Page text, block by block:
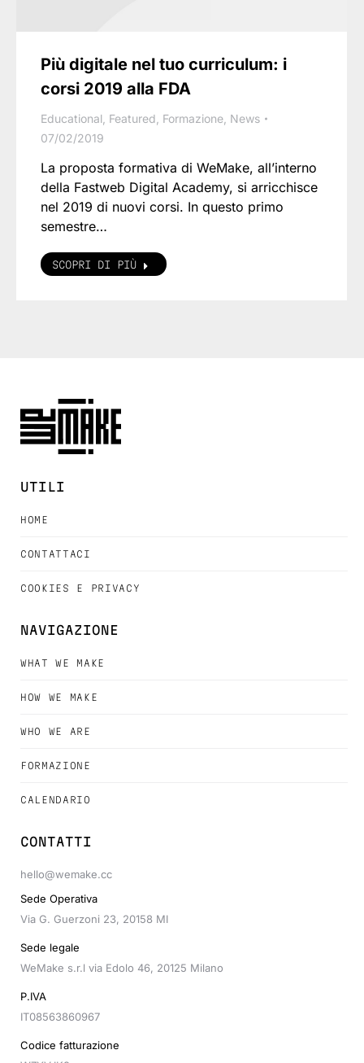
Più digitale nel tuo curriculum: i
corsi 2019 alla FDA
Educational Featured Formazione News
07/02/2019
La proposta formativa di WeMake, all’interno
della Fastweb Digital Academy, si arricchisce
nel 2019 di nuovi corsi. In questo primo
semestre…
SCOPRI DI PIÙ
UTILI
HOME
CONTATTACI
COOKIES E PRIVACY
NAVIGAZIONE
WHAT WE MAKE
HOW WE MAKE
WHO WE ARE
FORMAZIONE
CALENDARIO
CONTATTI
hello@wemake.cc
Sede Operativa
Via G. Guerzoni 23, 20158 MI
Sede legale
WeMake s.r.l via Edolo 46, 20125 Milano
P.IVA
IT08563860967
Codice fatturazione